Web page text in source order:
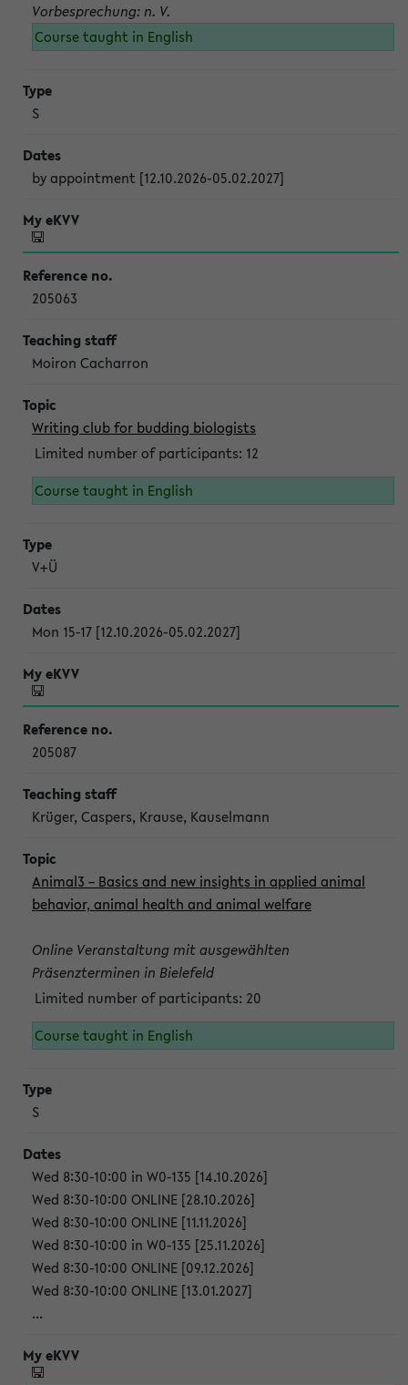
Vorbesprechung: n. V.
Course taught in English
S
by appointment [12.10.2026-05.02.2027]
205063
Moiron Cacharron
Writing club for budding biologists
Limited number of participants: 12
Course taught in English
V+Ü
Mon 15-17 [12.10.2026-05.02.2027]
205087
Krüger, Caspers, Krause, Kauselmann
Animal3 – Basics and new insights in applied animal
behavior, animal health and animal welfare
Online Veranstaltung mit ausgewählten
Präsenzterminen in Bielefeld
Limited number of participants: 20
Course taught in English
S
Wed 8:30-10:00 in W0-135 [14.10.2026]
Wed 8:30-10:00 ONLINE [28.10.2026]
Wed 8:30-10:00 ONLINE [11.11.2026]
Wed 8:30-10:00 in W0-135 [25.11.2026]
Wed 8:30-10:00 ONLINE [09.12.2026]
Wed 8:30-10:00 ONLINE [13.01.2027]
...